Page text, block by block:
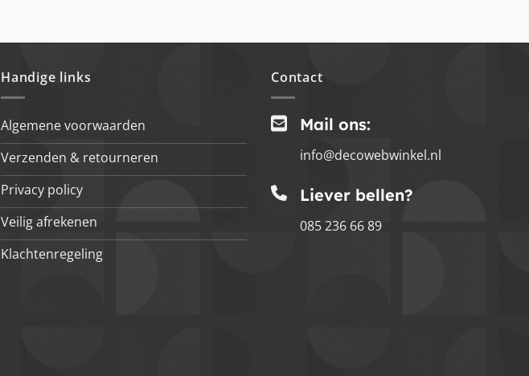
Handige links
Algemene voorwaarden
Verzenden & retourneren
Privacy policy
Veilig afrekenen
Klachtenregeling
Contact
Mail ons:
info@decowebwinkel.nl
Liever bellen?
085 236 66 89